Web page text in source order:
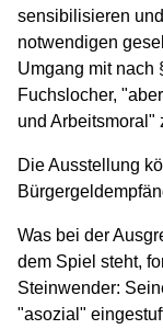
sensibilisieren
notwendigen
Umgang mit nach
Fuchslocher,
und Arbeitsmoral"
Die Ausstellung
Was bei der
dem Spiel steht,
Steinwender:
"asozial"